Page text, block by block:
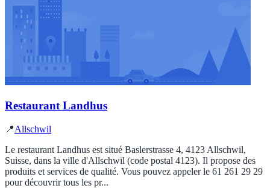
Restaurant Landhus
📍Allschwil
Le restaurant Landhus est situé Baslerstrasse 4, 4123 Allschwil,
Suisse, dans la ville d'Allschwil (code postal 4123). Il propose des
produits et services de qualité. Vous pouvez appeler le 61 261 29 29
pour découvrir tous les pr...